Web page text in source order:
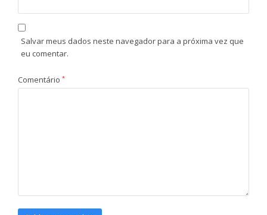
Salvar meus dados neste navegador para a próxima vez que
eu comentar.
Comentário *